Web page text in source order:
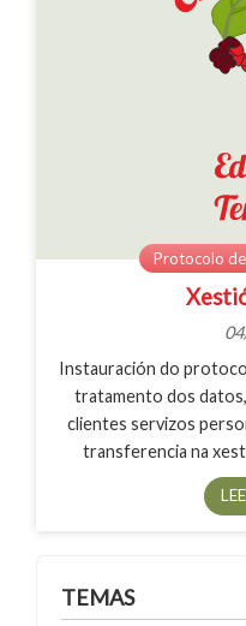
TEMAS
Protocolo
Instauración do
tratamento dos
clientes servizos
transferencia na
Enrédate non cede
por nos obtidos